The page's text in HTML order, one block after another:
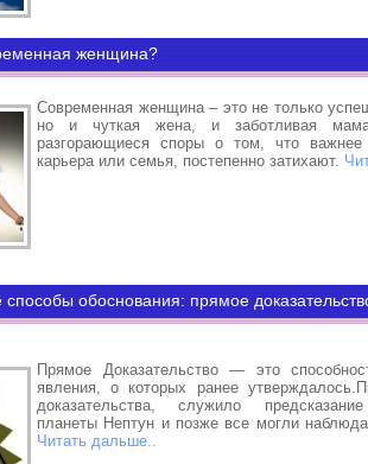
женщина?
Современная женщина – это не только
но и чуткая жена, и заботливая
разгорающиеся споры о том, что
карьера или семья, постепенно затихают.
обоснования: прямое
Прямое Доказательство — это
явления, о которых ранее
доказательства, служило
планеты Нептун и позже все могли
Читать дальше..